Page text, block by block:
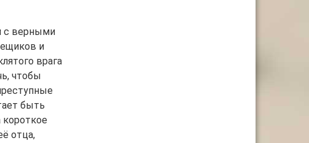
с верными
и
врага
чтобы
быть
отца,